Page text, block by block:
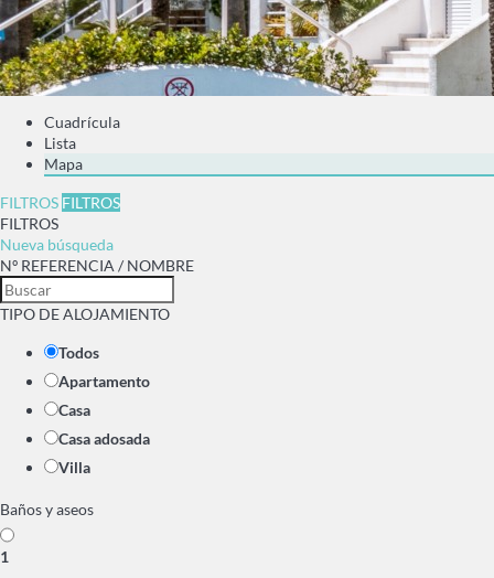
Cuadrícula
Lista
Mapa
FILTROS FILTROS
FILTROS
Nueva búsqueda
Nº REFERENCIA / NOMBRE
TIPO DE ALOJAMIENTO
Todos
Apartamento
Casa
Casa adosada
Villa
Baños y aseos
1